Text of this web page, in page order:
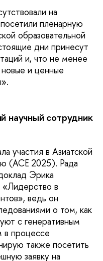
на
пленарную
образовательной
дни принесут
и, что не менее
и ценные
научный сотрудник
участия в Азиатской
(ACE 2025). Рада
Эрика
«Лидерство в
ведь он
о том, как
с генеративным
в процессе
также посетить
заявку на